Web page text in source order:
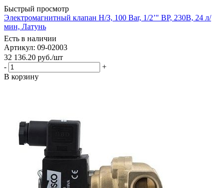
Быстрый просмотр
Электромагнитный клапан Н/З, 100 Bar, 1/2’" ВР, 230В, 24 л/
мин, Латунь
Есть в наличии
Артикул: 09-02003
32 136.20 руб./шт
-
+
В корзину